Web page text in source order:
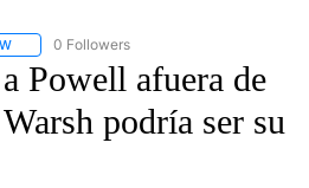
FOLLOW "CNN - SPANISH" TO RECEIVE
0 Followers
Powell afuera de
podría ser su